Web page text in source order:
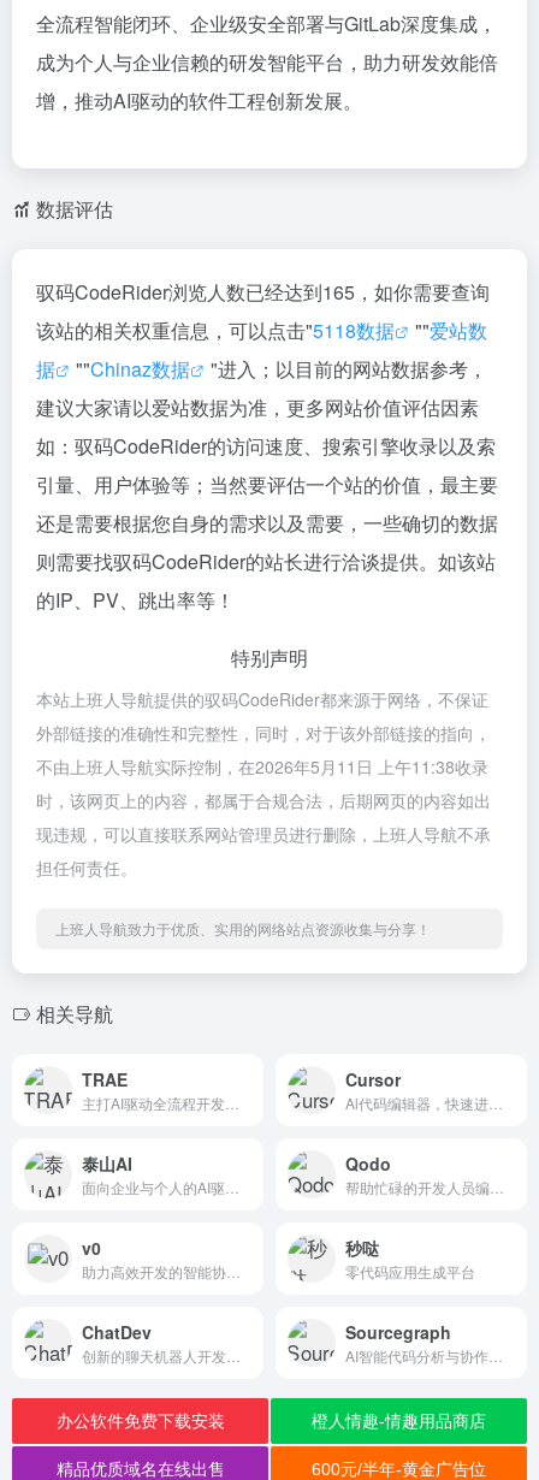
全流程智能闭环、企业级安全部署与GitLab深度集成，
成为个人与企业信赖的研发智能平台，助力研发效能倍
增，推动AI驱动的软件工程创新发展。
数据评估
驭码CodeRider浏览人数已经达到165，如你需要查询
该站的相关权重信息，可以点击"5118数据 ""爱站数
据
""Chinaz数据
"进入；以目前的网站数据参考，
建议大家请以爱站数据为准，更多网站价值评估因素
如：驭码CodeRider的访问速度、搜索引擎收录以及索
引量、用户体验等；当然要评估一个站的价值，最主要
还是需要根据您自身的需求以及需要，一些确切的数据
则需要找驭码CodeRider的站长进行洽谈提供。如该站
的IP、PV、跳出率等！
特别声明
本站上班人导航提供的驭码CodeRider都来源于网络，不保证
外部链接的准确性和完整性，同时，对于该外部链接的指向，
不由上班人导航实际控制，在2026年5月11日 上午11:38收录
时，该网页上的内容，都属于合规合法，后期网页的内容如出
现违规，可以直接联系网站管理员进行删除，上班人导航不承
担任何责任。
上班人导航致力于优质、实用的网络站点资源收集与分享！
相关导航
TRAE Cursor
泰山AI Qodo
v0 秒哒
零代码应用生成平台
ChatDev Sourcegraph
办公软件免费下载安装 橙人情趣-情趣用品商店
精品优质域名在线出售 600元/半年-黄金广告位